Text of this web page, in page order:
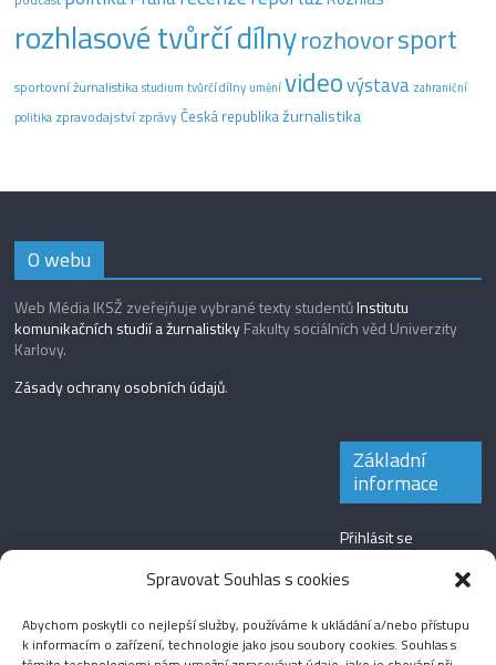
Spravovat Souhlas s cookies
Abychom poskytli co nejlepší služby, používáme k ukládání a/nebo přístupu
k informacím o zařízení, technologie jako jsou soubory cookies. Souhlas s
rozhlasové tvůrčí dílnyrozhovorsport
sportovní žurnalistika studium tvůrčí dílny uměnívideovýstava zahraniční
politika zpravodajstvízprávyČeská republikažurnalistika
O webu
Web Média IKSŽ zveřejňuje vybrané texty studentůInstitutu
komunikačních studií a žurnalistikyFakulty sociálních věd Univerzity
Karlovy.
Zásady ochrany osobních údajů.
Základní
informace
Přihlásit se
Zdroj kanálů
Kanál komentářů